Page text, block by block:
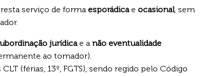
serviço de forma esporádicae ocasional, sem
jurídicae a não eventualidade
ao tomador).
(férias, 13º, FGTS), sendo regido pelo Código